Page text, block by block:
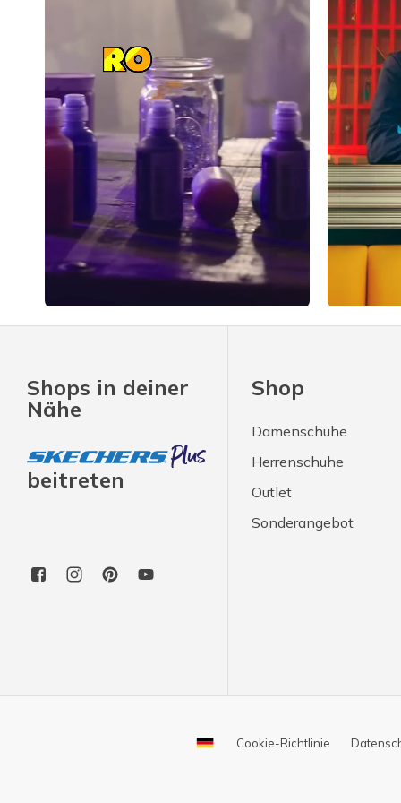
Shops in deiner
Nähe
beitreten
Shop
Damenschuhe
Herrenschuhe
Outlet
Sonderangebot
Cookie-Richtlinie